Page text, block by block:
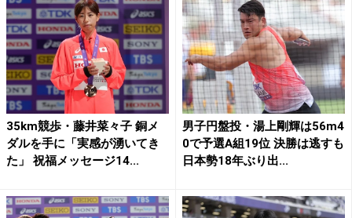
35km競歩・藤井菜々子 銅メ
ダルを手に「実感が湧いてき
た」 祝福メッセージ14...
男子円盤投・湯上剛輝は56m4
0で予選A組19位 決勝は逃すも
日本勢18年ぶり出...